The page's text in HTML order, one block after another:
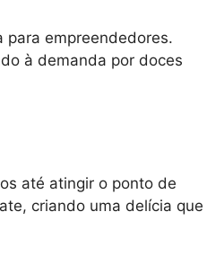
empreendedores.
à demanda por doces
até atingir o ponto de
criando uma delícia que